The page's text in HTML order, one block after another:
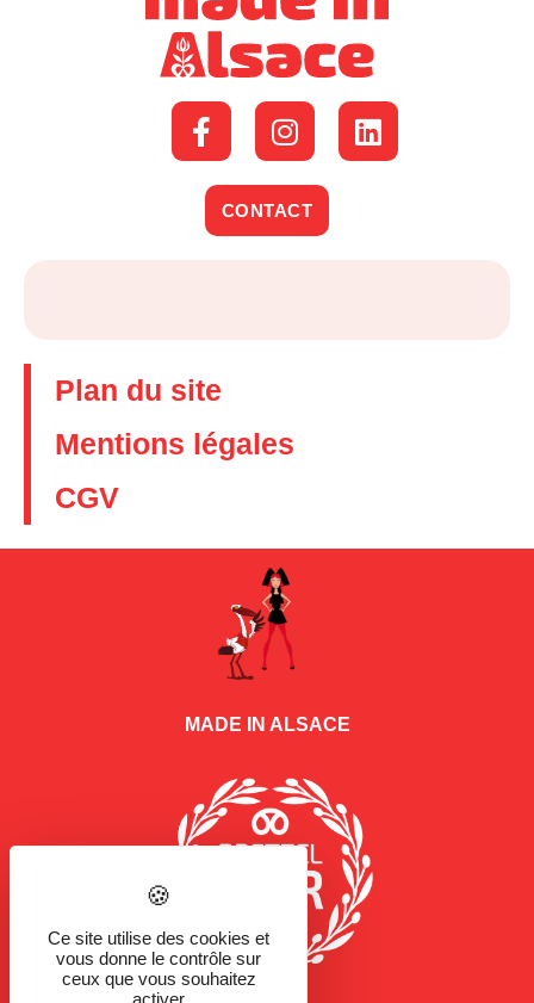
CONTACT
Plan du site
Mentions légales
CGV
MADE IN ALSACE
Ce site utilise des cookies et
vous donne le contrôle sur
ceux que vous souhaitez
activer